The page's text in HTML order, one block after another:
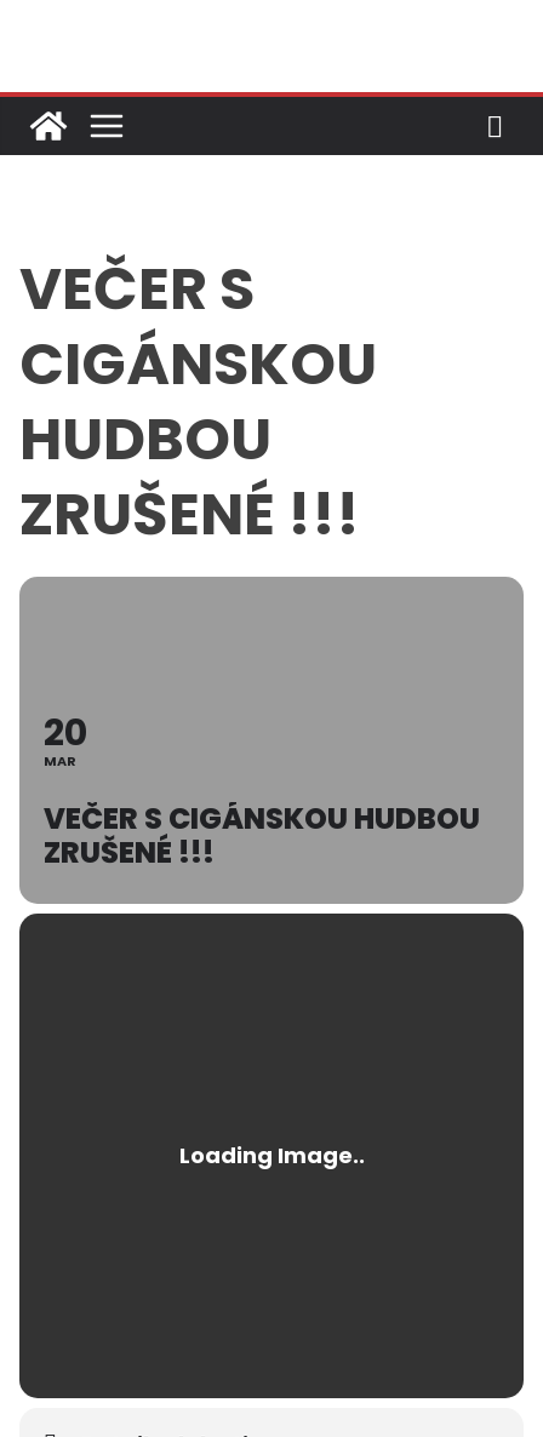
VEČER S
CIGÁNSKOU
HUDBOU
ZRUŠENÉ !!!
20
MAR
VEČER S CIGÁNSKOU HUDBOU
ZRUŠENÉ !!!